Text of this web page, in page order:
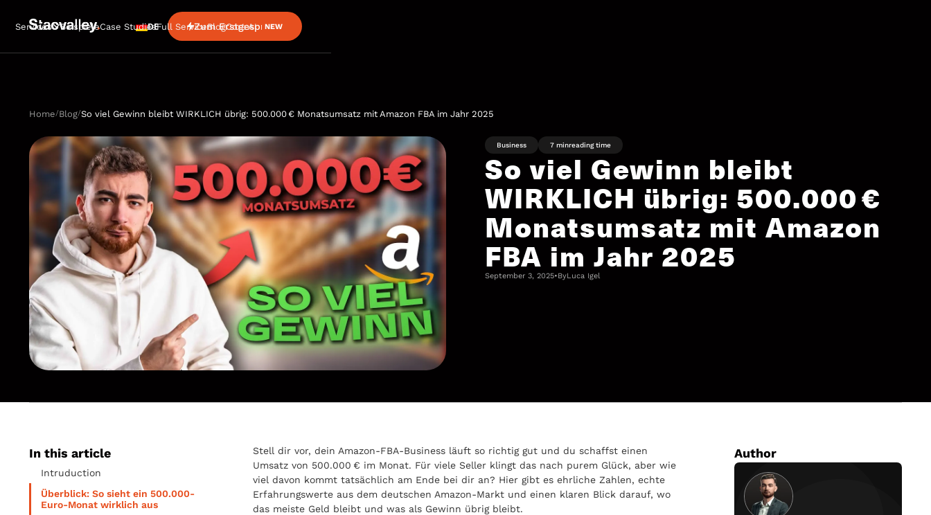
Services BeispieleCase StudiesFull ServiceBlogCora AI NEW
DE Zum Erstgespräch
Home/Blog/So viel Gewinn bleibt WIRKLICH übrig: 500.000 € Monatsumsatz mit Amazon FBA im Jahr 2025
Business 7 minreading time
So viel Gewinn bleibt
WIRKLICH übrig: 500.000 €
Monatsumsatz mit Amazon
FBA im Jahr 2025
September 3, 2025•ByLuca Igel
In this article
Intruduction
Überblick: So sieht ein 500.000-
Euro-Monat wirklich aus
Stell dir vor, dein Amazon-FBA-Business läuft so richtig gut und du schaffst einen
Umsatz von 500.000 € im Monat. Für viele Seller klingt das nach purem Glück, aber wie
viel davon kommt tatsächlich am Ende bei dir an? Hier gibt es ehrliche Zahlen, echte
Erfahrungswerte aus dem deutschen Amazon-Markt und einen klaren Blick darauf, wo
das meiste Geld bleibt und was als Gewinn übrig bleibt.
Author